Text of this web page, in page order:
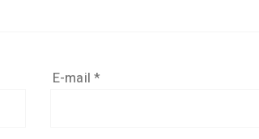
E-mail*